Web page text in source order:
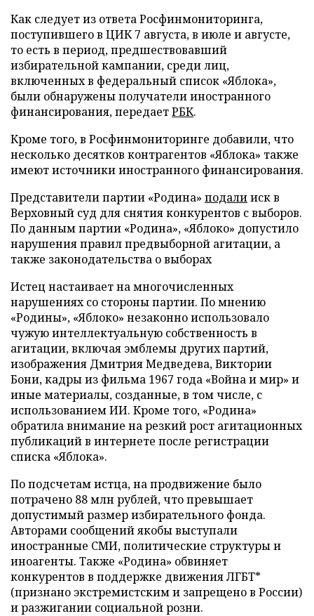
Как следует из ответа Росфинмониторинга,
поступившего в ЦИК 7 августа, в июле и августе,
то есть в период, предшествовавший
избирательной кампании, среди лиц,
включенных в федеральный список «Яблока»,
были обнаружены получатели иностранного
финансирования, передаетРБК.
Кроме того, в Росфинмониторинге добавили, что
несколько десятков контрагентов «Яблока» также
имеют источники иностранного финансирования.
Представители партии «Родина» подалииск в
Верховный суд для снятия конкурентов с выборов.
По данным партии «Родина», «Яблоко» допустило
нарушения правил предвыборной агитации, а
также законодательства о выборах
Истец настаивает на многочисленных
нарушениях со стороны партии. По мнению
«Родины», «Яблоко» незаконно использовало
чужую интеллектуальную собственность в
агитации, включая эмблемы других партий,
изображения Дмитрия Медведева, Виктории
Бони, кадры из фильма 1967 года «Война и мир» и
иные материалы, созданные, в том числе, с
использованием ИИ. Кроме того, «Родина»
обратила внимание на резкий рост агитационных
публикаций в интернете после регистрации
списка «Яблока».
По подсчетам истца, на продвижение было
потрачено 88 млн рублей, что превышает
допустимый размер избирательного фонда.
Авторами сообщений якобы выступали
иностранные СМИ, политические структуры и
иноагенты. Также «Родина» обвиняет
конкурентов в поддержке движения ЛГБТ*
(признано экстремистским и запрещено в России)
и разжигании социальной розни.